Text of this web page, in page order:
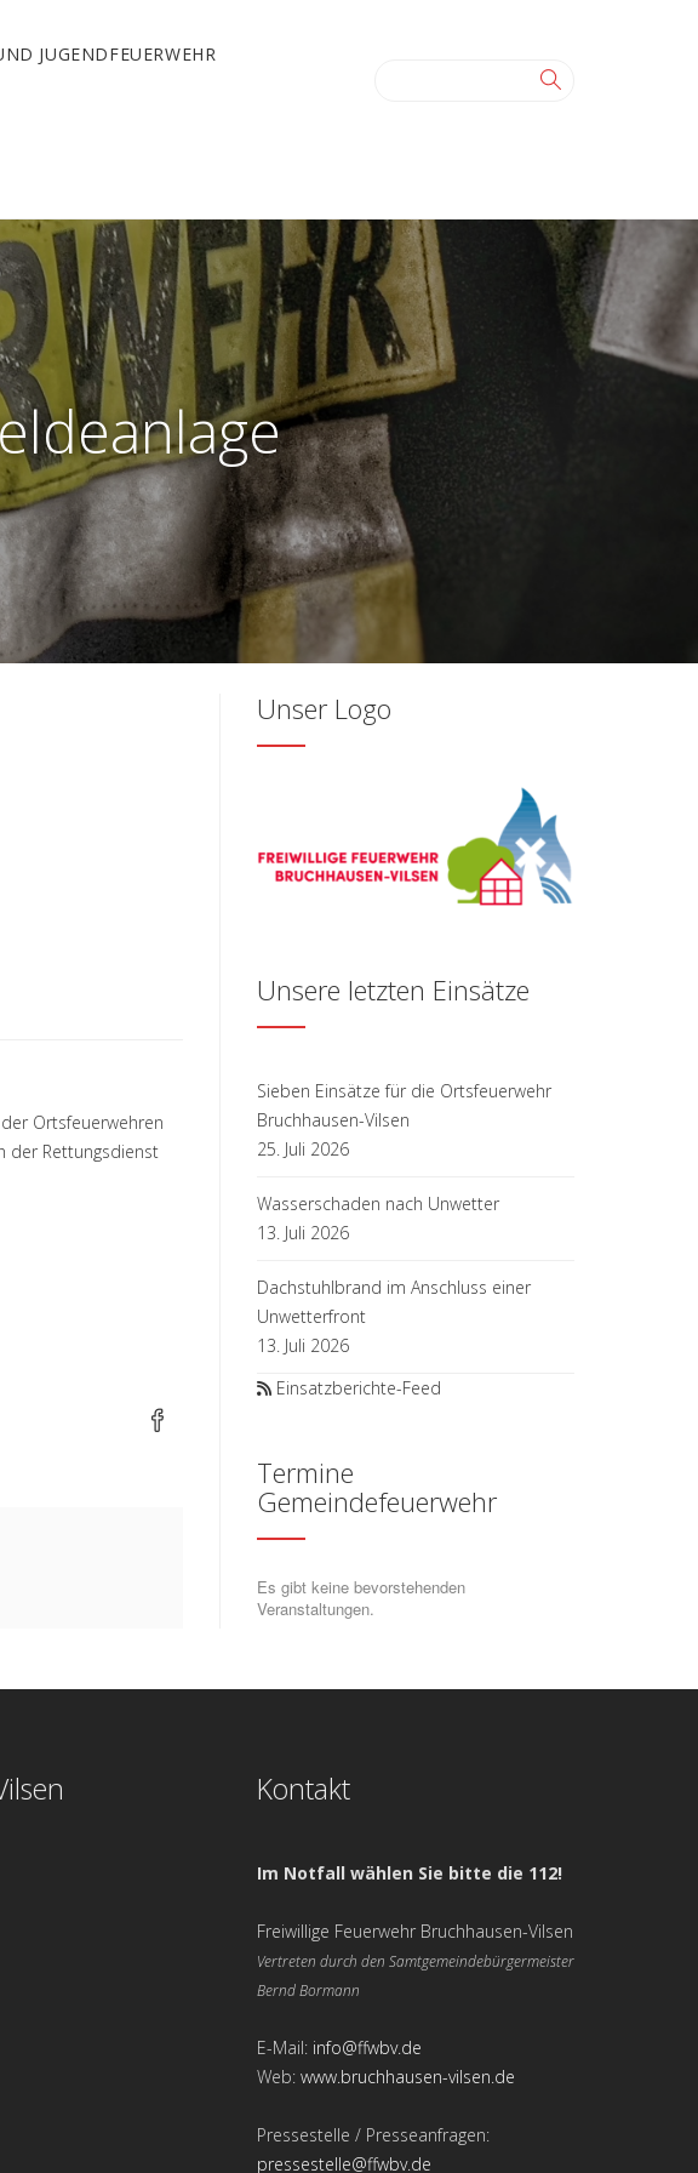
JUGENDFEUERWEHR
Ortsfeuerwehren
der Rettungsdienst
Unser Logo
Unsere letzten Einsätze
Sieben Einsätze für die Ortsfeuerwehr
Bruchhausen-Vilsen
25. Juli 2026
Wasserschaden nach Unwetter
13. Juli 2026
Dachstuhlbrand im Anschluss einer
Unwetterfront
13. Juli 2026
Einsatzberichte-Feed
Termine
Gemeindefeuerwehr
Es gibt keine bevorstehenden
Veranstaltungen.
Kontakt
Im Notfall wählen Sie bitte die 112!
Freiwillige Feuerwehr Bruchhausen-Vilsen
Vertreten durch den Samtgemeindebürgermeister
Bernd Bormann
E-Mail: info@ffwbv.de
Web: www.bruchhausen-vilsen.de
Pressestelle / Presseanfragen:
pressestelle@ffwbv.de